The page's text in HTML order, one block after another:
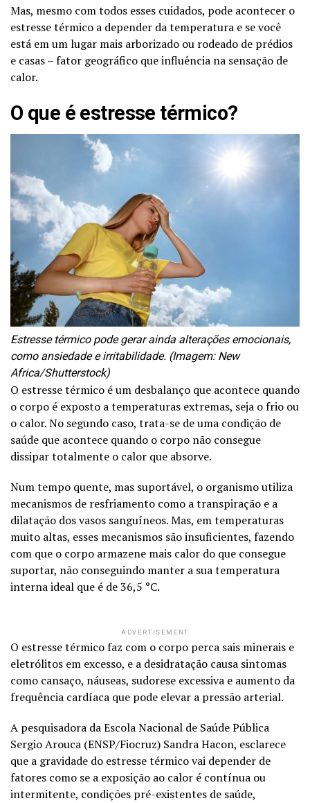
Mas, mesmo com todos esses cuidados, pode acontecer o
estresse térmico a depender da temperatura e se você
está em um lugar mais arborizado ou rodeado de prédios
e casas – fator geográfico que influência na sensação de
calor.
O que é estresse térmico?
Estresse térmico pode gerar ainda alterações emocionais,
como ansiedade e irritabilidade. (Imagem: New
Africa/Shutterstock)
O estresse térmico é um desbalanço que acontece quando
o corpo é exposto a temperaturas extremas, seja o frio ou
o calor. No segundo caso, trata-se de uma condição de
saúde que acontece quando o corpo não consegue
dissipar totalmente o calor que absorve.
Num tempo quente, mas suportável, o organismo utiliza
mecanismos de resfriamento como a transpiração e a
dilatação dos vasos sanguíneos. Mas, em temperaturas
muito altas, esses mecanismos são insuficientes, fazendo
com que o corpo armazene mais calor do que consegue
suportar, não conseguindo manter a sua temperatura
interna ideal que é de 36,5 °C.
ADVERTISEMENT
O estresse térmico faz com o corpo perca sais minerais e
eletrólitos em excesso, e a desidratação causa sintomas
como cansaço, náuseas, sudorese excessiva e aumento da
frequência cardíaca que pode elevar a pressão arterial.
A pesquisadora da Escola Nacional de Saúde Pública
Sergio Arouca (ENSP/Fiocruz) Sandra Hacon, esclarece
que a gravidade do estresse térmico vai depender de
fatores como se a exposição ao calor é contínua ou
intermitente, condições pré-existentes de saúde,